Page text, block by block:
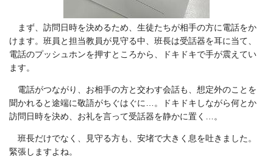
まず、訪問日時を決めるため、生徒たちが相手の方に電話をか
けます。班員と担当教員が見守る中、班長は受話器を耳に当て、
電話のプッシュホンを押すところから、ドキドキで手が震えてい
ます。
電話がつながり、お相手の方と交わす会話も、想定外のことを
聞かれると途端に敬語がちぐはぐに…。ドキドキしながら何とか
訪問日時を決め、お礼を言って受話器を静かに置く…。
班長だけでなく、見守る方も、安堵で大きく息を吐きました。
緊張しますよね。